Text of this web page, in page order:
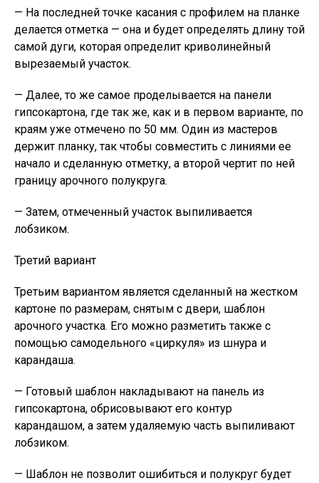
— На последней точке касания с профилем на планке
делается отметка — она и будет определять длину той
самой дуги, которая определит криволинейный
вырезаемый участок.
— Далее, то же самое проделывается на панели
гипсокартона, где так же, как и в первом варианте, по
краям уже отмечено по 50 мм. Один из мастеров
держит планку, так чтобы совместить с линиями ее
начало и сделанную отметку, а второй чертит по ней
границу арочного полукруга.
— Затем, отмеченный участок выпиливается
лобзиком.
Третий вариант
Третьим вариантом является сделанный на жестком
картоне по размерам, снятым с двери, шаблон
арочного участка. Его можно разметить также с
помощью самодельного «циркуля» из шнура и
карандаша.
— Готовый шаблон накладывают на панель из
гипсокартона, обрисовывают его контур
карандашом, а затем удаляемую часть выпиливают
лобзиком.
— Шаблон не позволит ошибиться и полукруг будет